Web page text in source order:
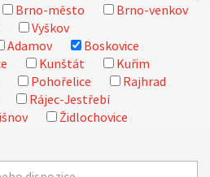
Brno-město
Brno-venkov
Vyškov
Adamov
Boskovice
Kunštát
Kuřim
Pohořelice
Rajhrad
Rájec-Jestřebí
Židlochovice